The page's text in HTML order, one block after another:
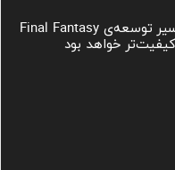
بازخوردهای Dawntrail باعث تغییر مسیر توسعه‌ی Final Fantasy